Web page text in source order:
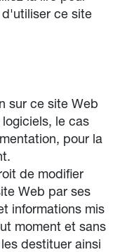
ce site
sur ce site Web
le cas
pour la
de modifier
Web par ses
informations mis
moment et sans
destituer ainsi